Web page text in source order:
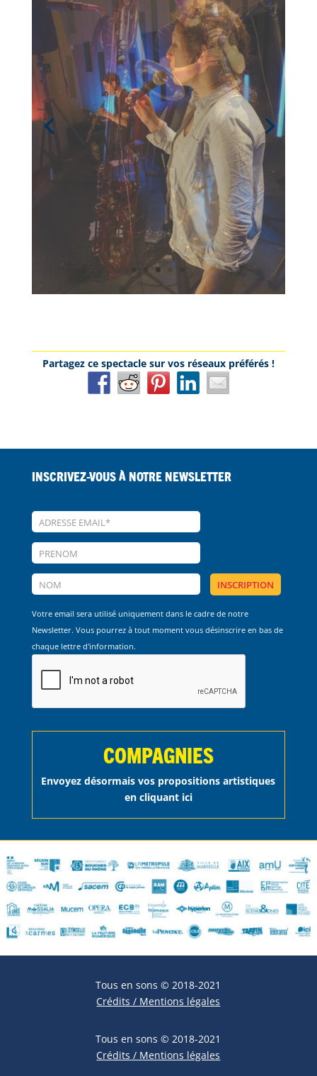
Inscrivez-vous à notre Newsletter
Votre email sera utilisé uniquement dans le cadre de notre
Newsletter. Vous pourrez à tout moment vous désinscrire en bas de
chaque lettre d'information.
COMPAGNIES
Envoyez désormais vos propositions artistiques
en cliquant ici
Tous en sons © 2018-2021
Crédits / Mentions légales
Tous en sons © 2018-2021
Crédits / Mentions légales